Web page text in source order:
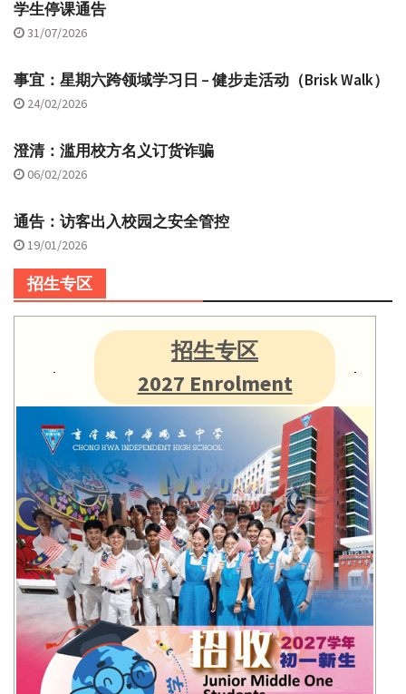
学生停课通告
31/07/2026
事宜：星期六跨领域学习日 – 健步走活动（Brisk Walk）
24/02/2026
澄清：滥用校方名义订货诈骗
06/02/2026
通告：访客出入校园之安全管控
19/01/2026
招生专区
招生专区
2027 Enrolment